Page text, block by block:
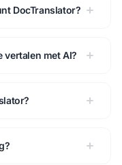
DocTranslator?
vertalen met AI?